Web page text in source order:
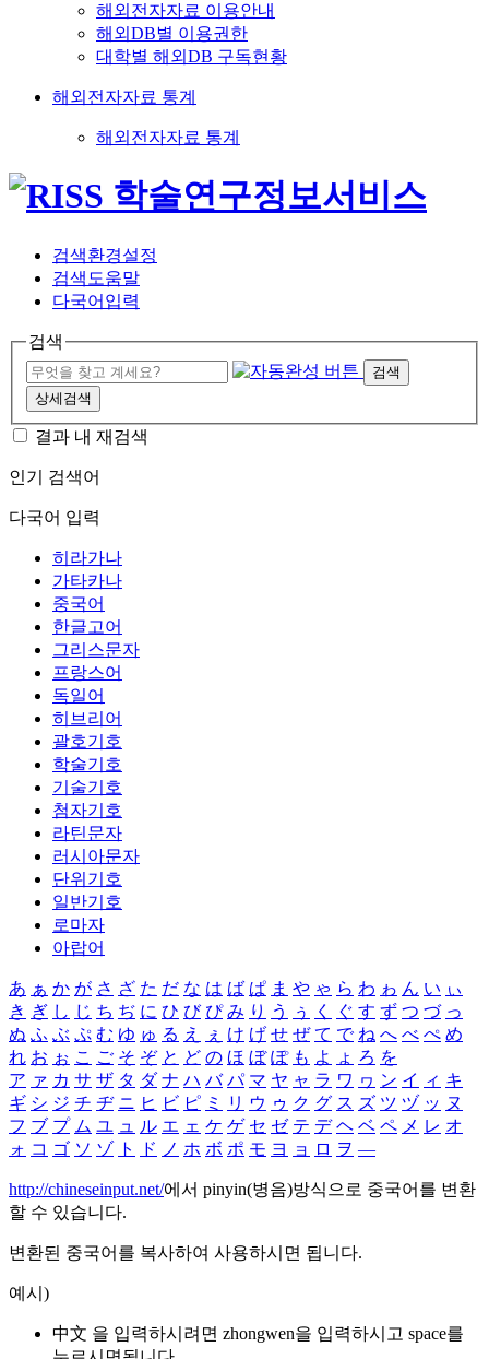
해외전자자료 이용안내
해외DB별 이용권한
대학별 해외DB 구독현황
해외전자자료 통계
해외전자자료 통계
검색환경설정
검색도움말
다국어입력
검색
검색
상세검색
결과 내 재검색
인기 검색어
다국어 입력
히라가나
가타카나
중국어
한글고어
그리스문자
프랑스어
독일어
히브리어
괄호기호
학술기호
기술기호
첨자기호
라틴문자
러시아문자
단위기호
일반기호
로마자
아랍어
あ ぁ か が さ ざ た だ な は ば ぱ ま や ゃ ら わ ゎ ん い ぃ
き ぎ し じ ち ぢ に ひ び ぴ み り う ぅ く ぐ す ず つ づ っ
ぬ ふ ぶ ぷ む ゆ ゅ る え ぇ け げ せ ぜ て で ね へ べ ぺ め
れ お ぉ こ ご そ ぞ と ど の ほ ぼ ぽ も よ ょ ろ を
ア ァ カ サ ザ タ ダ ナ ハ バ パ マ ヤ ャ ラ ワ ヮ ン イ ィ キ
ギ シ ジ チ ヂ ニ ヒ ビ ピ ミ リ ウ ゥ ク グ ス ズ ツ ヅ ッ ヌ
フ ブ プ ム ユ ュ ル エ ェ ケ ゲ セ ゼ テ デ ヘ ベ ペ メ レ オ
ォ コ ゴ ソ ゾ ト ド ノ ホ ボ ポ モ ヨ ョ ロ ヲ ―
http://chineseinput.net/에서 pinyin(병음)방식으로 중국어를 변환
할 수 있습니다.
변환된 중국어를 복사하여 사용하시면 됩니다.
예시)
中文 을 입력하시려면 zhongwen을 입력하시고 space를